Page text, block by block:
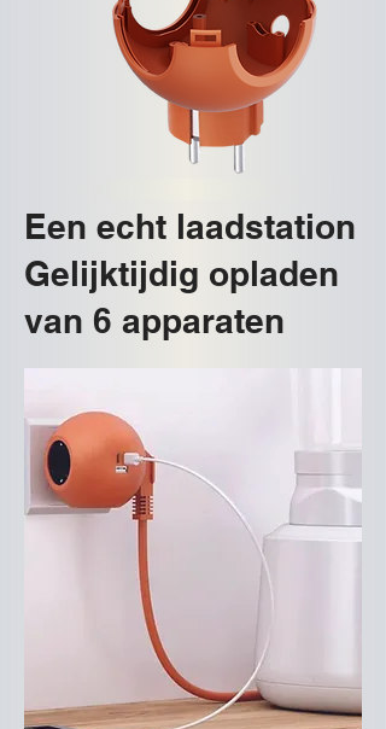
Een echt laadstation
Gelijktijdig opladen
van 6 apparaten